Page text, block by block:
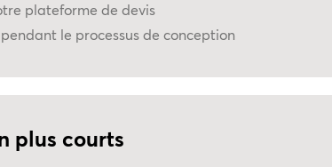
plateforme de devis
le processus de conception
plus courts